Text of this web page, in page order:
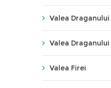
Valea Draganului
Valea Draganului
Valea Firei